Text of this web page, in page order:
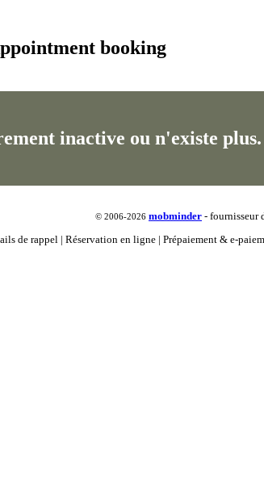
booking
inactive ou n'existe plus.
© 2006-2026 mobminder - fournisseur
de rappel | Réservation en ligne | Prépaiement & e-